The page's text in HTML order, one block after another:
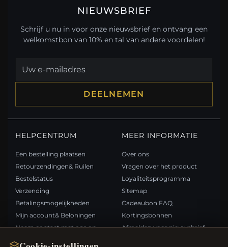
NIEUWSBRIEF
Schrijf u nu in voor onze nieuwsbrief en ontvang een
welkomstbon van 10% en tal van andere voordelen!
DEELNEMEN
HELPCENTRUM
Een bestelling plaatsen
Retourzendingen& Ruilen
Bestelstatus
Verzending
Betalingsmogelijkheden
Mijn account& Beloningen
Neem contact met ons op
MEER INFORMATIE
Over ons
Vragen over het product
Loyaliteitsprogramma
Sitemap
Cadeaubon FAQ
Kortingsbonnen
Afmelden voor nieuwsbrief